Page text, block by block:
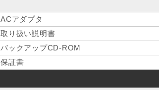
ACアダプタ
取り扱い説明書
バックアップCD-ROM
保証書